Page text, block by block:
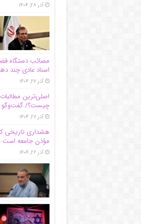
آذر ۲۸, ۱۴۰۴
مصائب دستگاه
اسناد عادی چند‌
آذر ۲۷, ۱۴۰۴
اصلی‌ترین مطالبات
چیست؟/ گفت‌وگو
آذر ۲۷, ۱۴۰۴
هشداری تاریخی
مؤذن جامعه است
آذر ۲۶, ۱۴۰۴